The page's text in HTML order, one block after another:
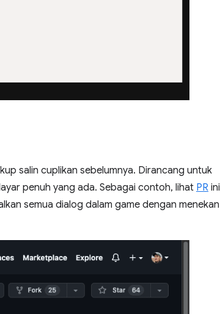
salin cuplikan sebelumnya. Dirancang untuk
penuh yang ada. Sebagai contoh, lihat PR ini
semua dialog dalam game dengan menekan